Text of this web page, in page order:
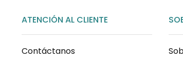
ATENCIÓN AL CLIENTE
Contáctanos